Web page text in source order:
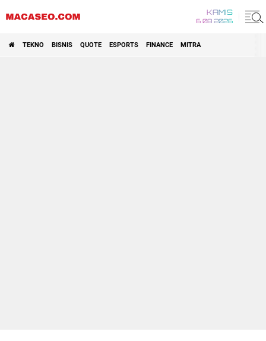
KAMIS
6 08 2026
TEKNO BISNIS QUOTE ESPORTS FINANCE MITRA